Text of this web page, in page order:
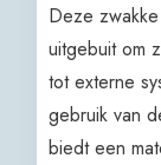
Deze
uitgebuit om
tot externe
gebruik van
biedt een